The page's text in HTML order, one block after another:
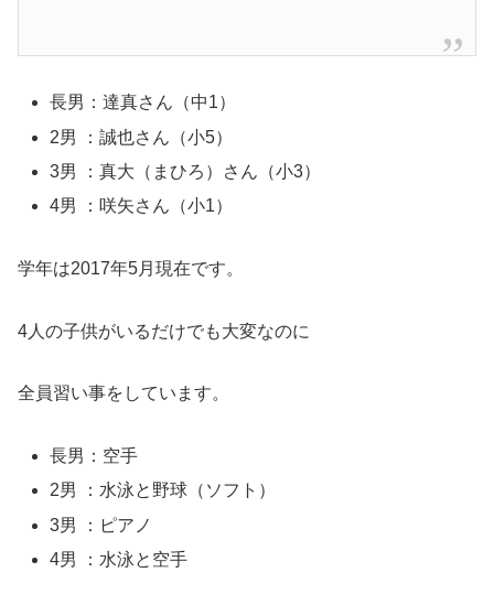
長男：達真さん（中1）
2男 ：誠也さん（小5）
3男 ：真大（まひろ）さん（小3）
4男 ：咲矢さん（小1）
学年は2017年5月現在です。
4人の子供がいるだけでも大変なのに
全員習い事をしています。
長男：空手
2男 ：水泳と野球（ソフト）
3男 ：ピアノ
4男 ：水泳と空手